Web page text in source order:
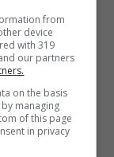
ed è
che
from
device
with 319
our partners
on the basis
managing
of this page
in privacy